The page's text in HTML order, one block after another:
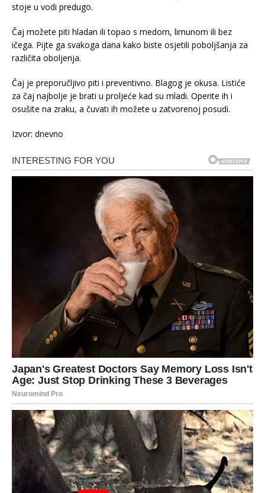
stoje u vodi predugo.
Čaj možete piti hladan ili topao s medom, limunom ili bez
ičega. Pijte ga svakoga dana kako biste osjetili poboljšanja za
različita oboljenja.
Čaj je preporučljivo piti i preventivno. Blagog je okusa. Listiće
za čaj najbolje je brati u proljeće kad su mladi. Operite ih i
osušite na zraku, a čuvati ih možete u zatvorenoj posudi.
Izvor: dnevno